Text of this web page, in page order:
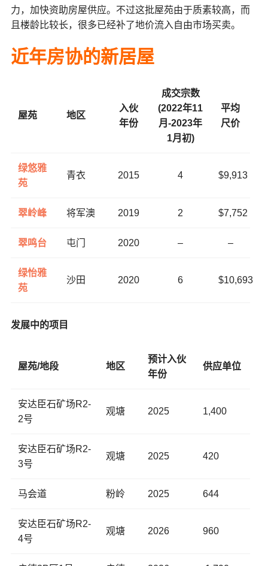
力，加快资助房屋供应。不过这批屋苑由于质素较高，而
且楼龄比较长，很多已经补了地价流入自由市场买卖。
近年房协的新居屋
屋苑 地区
入伙
年份
成交宗数
(2022年11
月-2023年
1月初)
平均
尺价
绿悠雅
苑
青衣 2015 4 $9,913
翠岭峰 将军澳 2019 2 $7,752
翠鸣台 屯门 2020 – –
绿怡雅
苑
沙田 2020 6 $10,693
发展中的项目
屋苑/地段 地区
预计入伙
年份
供应单位
安达臣石矿场R2-
2号
观塘 2025 1,400
安达臣石矿场R2-
3号
观塘 2025 420
马会道 粉岭 2025 644
安达臣石矿场R2-
4号
观塘 2026 960